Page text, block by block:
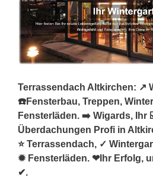
Terrassendach Altkirchen: ↗️
☎️Fensterbau, Treppen,
Fensterläden. ➡️ Wigards, Ihr
Überdachungen Profi in
⭐ Terrassendach, ✓
✹ Fensterläden. ❤Ihr Erfolg,
✔.